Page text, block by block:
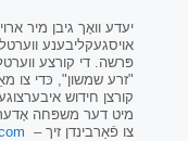
יעדע וואָך גיבן מיר
אויסגעקליבענע
פּרשה. די קורצע
"זרע שמשון", כּדי צו
קורצן חידוש
מיט דער משפּחה אָדער
צו פֿאַרבינדן זיך –